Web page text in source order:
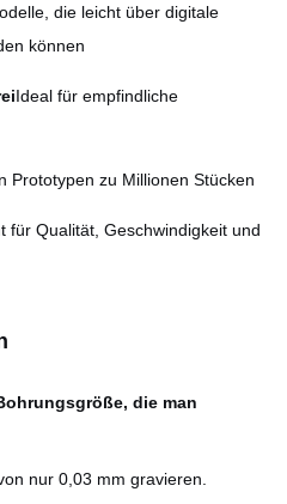
die leicht über digitale
können
Ideal für empfindliche
Prototypen zu Millionen Stücken
für Qualität, Geschwindigkeit und
die man
nur 0,03 mm gravieren.